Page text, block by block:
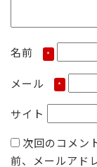
名前 *
メール *
サイト
次回のコメン
前、メールアド